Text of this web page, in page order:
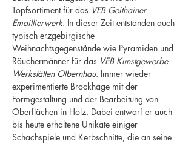
Topfsortiment für das VEB Geithainer
Emaillierwerk. In dieser Zeit entstanden auch
typisch erzgebirgische
Weihnachtsgegenstände wie Pyramiden und
Räuchermänner für das VEB Kunstgewerbe
Werkstätten Olbernhau. Immer wieder
experimentierte Brockhage mit der
Formgestaltung und der Bearbeitung von
Oberflächen in Holz. Dabei entwarf er auch
bis heute erhaltene Unikate einiger
Schachspiele und Kerbschnitte, die an seine